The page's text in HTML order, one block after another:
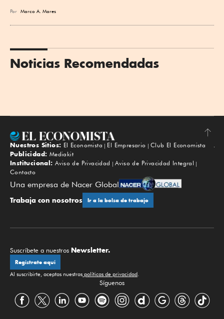
Por Marco A. Mares
Noticias Recomendadas
Subir
Nuestros Sitios: El Economista El Empresario
Club El Economista
Publicidad: Mediakit
Institucional: Aviso de Privacidad
Aviso de Privacidad Integral
Contacto
Una empresa de Nacer Global
Trabaja con nosotros Ir a la bolsa de trabajo
Suscríbete a nuestros Newsletter.
Regístrate aquí
Al suscribirte, aceptas nuestras políticas de privacidad
Síguenos